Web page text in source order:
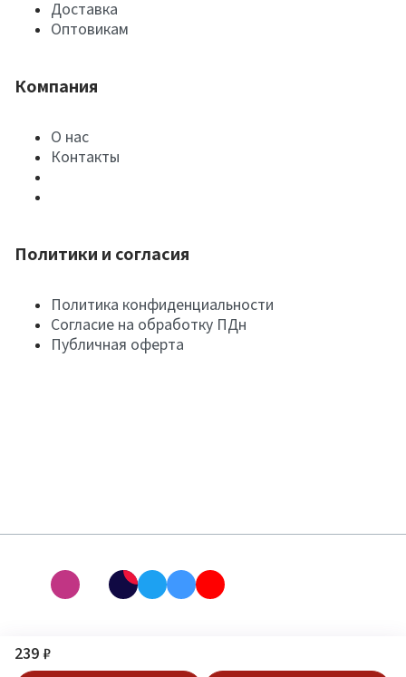
239 ₽
Доставка
Оптовикам
Компания
О нас
Контакты
Политики и согласия
Политика конфиденциальности
Согласие на обработку ПДн
Публичная оферта